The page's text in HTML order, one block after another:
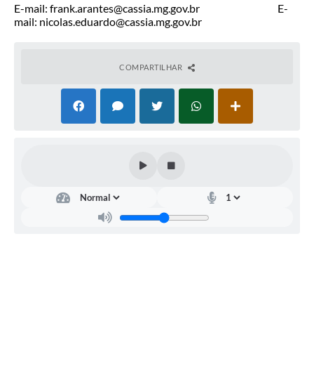
E-mail: frank.arantes@cassia.mg.gov.br E-
mail: nicolas.eduardo@cassia.mg.gov.br
COMPARTILHAR